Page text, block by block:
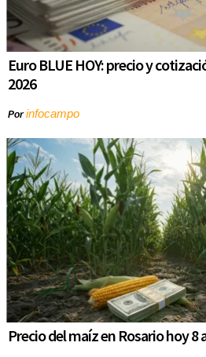
Euro BLUE HOY: precio y
2026
Porinfocampo
Precio del maíz en Rosario hoy 8